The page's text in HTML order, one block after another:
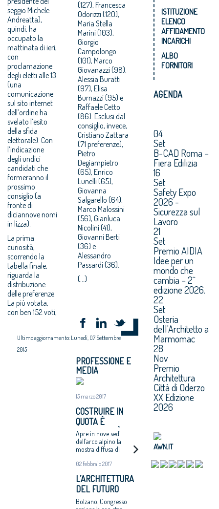
seggio Michele
Andreatta),
quindi, ha
occupato la
mattinata di ieri,
con
proclamazione
degli eletti alle 13
(una
comunicazione
sul sito internet
dell’ordine ha
svelato l’esito
della sfida
elettorale). Con
l’indicazione
degli undici
candidati che
formeranno il
prossimo
consiglio (a
fronte di
diciannove nomi
in lizza).
La prima
curiosità,
scorrendo la
tabella finale,
riguarda la
distribuzione
delle preferenze.
La più votata,
con ben 152 voti,
(127), Francesca
Odorizzi (120),
Maria Stella
Marini (103),
Giorgio
Campolongo
(101), Marco
Giovanazzi (98),
Alessia Buratti
(97), Elisa
Burnazzi (95) e
Raffaele Cetto
(86). Esclusi dal
consiglio, invece,
Cristiano Zattara
(71 preferenze),
Pietro
Degiampietro
(65), Enrico
Lunelli (65),
Giovanna
Salgarello (64),
Marco Malossini
(56), Gianluca
Nicolini (41),
Giovanni Berti
(36) e
Alessandro
Passardi (36).
(...)
Ultimo aggiornamento: Lunedì, 07 Settembre
2015
PROFESSIONE E
MEDIA
15 marzo 2017
COSTRUIRE IN
QUOTA È
RAZIONALITÀ
Apre in nove sedi
dell’arco alpino la
mostra diffusa di
22 i finalisti, 10
brilla per la qualità
02 febbraio 2017
L’ARCHITETTURA
DEL FUTURO
ALLA LUB
Bolzano. Congresso
ISTITUZIONE
ELENCO
AFFIDAMENTO
INCARICHI
ALBO
FORNITORI
AGENDA
04
Set
B-CAD Roma –
Fiera Edilizia
16
Set
Safety Expo
2026 -
Sicurezza sul
Lavoro
21
Set
Premio AIDIA
Idee per un
mondo che
cambia – 2^
edizione 2026.
22
Set
Osteria
dell'Architetto a
Marmomac
28
Nov
Premio
Architettura
Città di Oderzo
XX Edizione
2026
AWN.IT